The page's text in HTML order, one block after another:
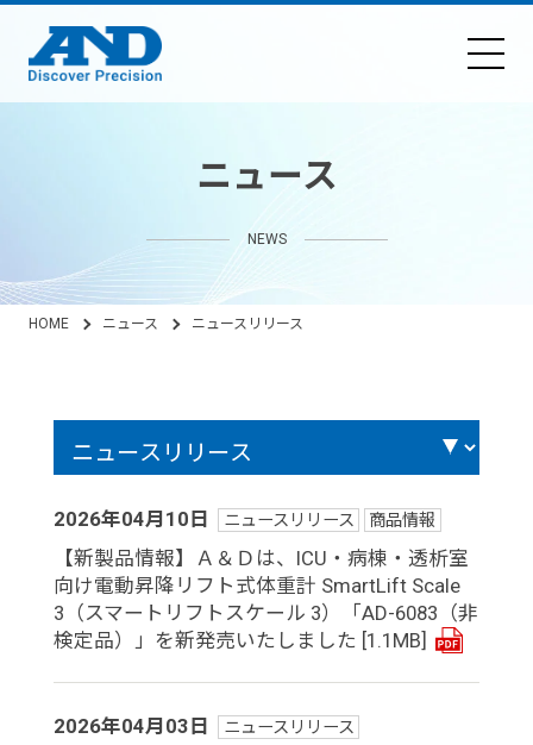
ニュース
NEWS
HOME ニュース ニュースリリース
2026年04月10日 ニュースリリース 商品情報
【新製品情報】Ａ＆Ｄは、ICU・病棟・透析室
向け電動昇降リフト式体重計 SmartLift Scale
3（スマートリフトスケール 3）「AD-6083（非
検定品）」を新発売いたしました [1.1MB]
2026年04月03日 ニュースリリース